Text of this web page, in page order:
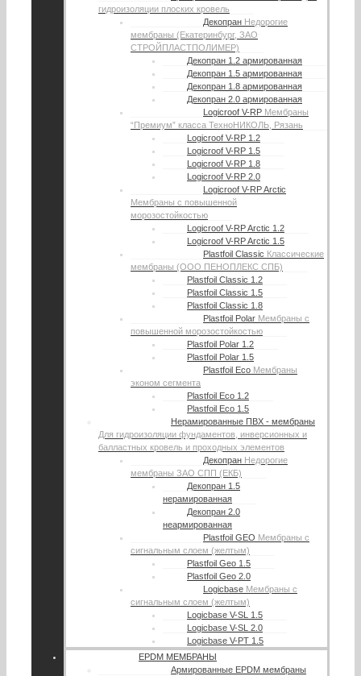
гидроизоляции плоских кровель
Декопран Недорогие
мембраны (Екатеринбург, ЗАО
СТРОЙПЛАСТПОЛИМЕР)
Декопран 1.2 армированная
Декопран 1.5 армированная
Декопран 1.8 армированная
Декопран 2.0 армированная
Logicroof V-RP Мембраны
“Премиум” класса ТехноНИКОЛЬ, Рязань
Logicroof V-RP 1.2
Logicroof V-RP 1.5
Logicroof V-RP 1.8
Logicroof V-RP 2.0
Logicroof V-RP Arctic
Мембраны с повышенной
морозостойкостью
Logicroof V-RP Arctic 1.2
Logicroof V-RP Arctic 1.5
Plastfoil Classic Классические
мембраны (ООО ПЕНОПЛЕКС СПБ)
Plastfoil Classic 1.2
Plastfoil Classic 1.5
Plastfoil Classic 1.8
Plastfoil Polar Мембраны с
повышенной морозостойкостью
Plastfoil Polar 1.2
Plastfoil Polar 1.5
Plastfoil Eco Мембраны
эконом сегмента
Plastfoil Eco 1.2
Plastfoil Eco 1.5
Нерамированные ПВХ - мембраны
Для гидроизоляции фундаментов, инверсионных и
балластных кровель и проходных элементов
Декопран Недорогие
мембраны ЗАО СПП (ЕКБ)
Декопран 1.5
нерамированная
Декопран 2.0
неармированная
Plastfoil GEO Мембраны с
сигнальным слоем (желтым)
Plastfoil Geo 1.5
Plastfoil Geo 2.0
Logicbase Мембраны с
сигнальным слоем (желтым)
Logicbase V-SL 1.5
Logicbase V-SL 2.0
Logicbase V-PT 1.5
EPDM МЕМБРАНЫ
Армированные EPDM мембраны